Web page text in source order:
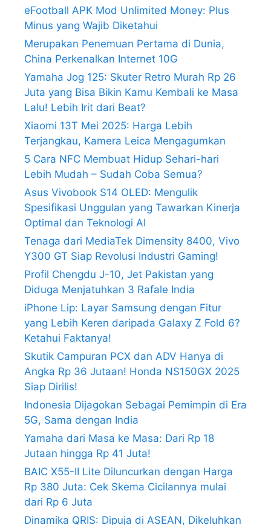
eFootball APK Mod Unlimited Money: Plus
Minus yang Wajib Diketahui
Merupakan Penemuan Pertama di Dunia,
China Perkenalkan Internet 10G
Yamaha Jog 125: Skuter Retro Murah Rp 26
Juta yang Bisa Bikin Kamu Kembali ke Masa
Lalu! Lebih Irit dari Beat?
Xiaomi 13T Mei 2025: Harga Lebih
Terjangkau, Kamera Leica Mengagumkan
5 Cara NFC Membuat Hidup Sehari-hari
Lebih Mudah – Sudah Coba Semua?
Asus Vivobook S14 OLED: Mengulik
Spesifikasi Unggulan yang Tawarkan Kinerja
Optimal dan Teknologi AI
Tenaga dari MediaTek Dimensity 8400, Vivo
Y300 GT Siap Revolusi Industri Gaming!
Profil Chengdu J-10, Jet Pakistan yang
Diduga Menjatuhkan 3 Rafale India
iPhone Lip: Layar Samsung dengan Fitur
yang Lebih Keren daripada Galaxy Z Fold 6?
Ketahui Faktanya!
Skutik Campuran PCX dan ADV Hanya di
Angka Rp 36 Jutaan! Honda NS150GX 2025
Siap Dirilis!
Indonesia Dijagokan Sebagai Pemimpin di Era
5G, Sama dengan India
Yamaha dari Masa ke Masa: Dari Rp 18
Jutaan hingga Rp 41 Juta!
BAIC X55-II Lite Diluncurkan dengan Harga
Rp 380 Juta: Cek Skema Cicilannya mulai
dari Rp 6 Juta
Dinamika QRIS: Dipuja di ASEAN, Dikeluhkan